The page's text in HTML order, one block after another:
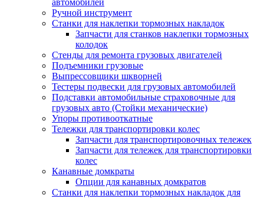
автомобилей
Ручной инструмент
Станки для наклепки тормозных накладок
Запчасти для станков наклепки тормозных
колодок
Стенды для ремонта грузовых двигателей
Подъемники грузовые
Выпрессовщики шкворней
Тестеры подвески для грузовых автомобилей
Подставки автомобильные страховочные для
грузовых авто (Стойки механические)
Упоры противооткатные
Тележки для транспортировки колес
Запчасти для транспортировочных тележек
Запчасти для тележек для транспортировки
колес
Канавные домкраты
Опции для канавных домкратов
Станки для наклепки тормозных накладок для